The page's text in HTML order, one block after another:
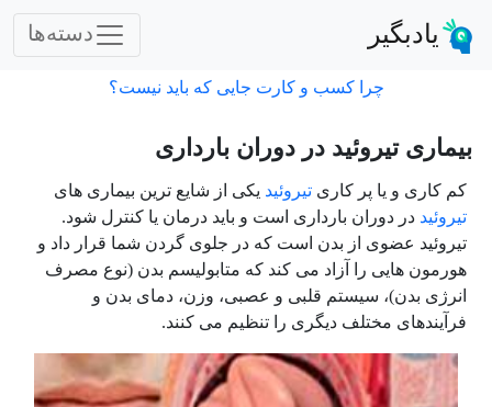
یادبگیر دسته‌ها
چرا کسب و کارت جایی که باید نیست؟
بیماری تیروئید در دوران بارداری
کم کاری و یا پر کاری تیروئید یکی از شایع ترین بیماری های
تیروئید در دوران بارداری است و باید درمان یا کنترل شود.
تیروئید عضوی از بدن است که در جلوی گردن شما قرار داد و
هورمون هایی را آزاد می کند که متابولیسم بدن (نوع مصرف
انرژی بدن)، سیستم قلبی و عصبی، وزن، دمای بدن و
فرآیندهای مختلف دیگری را تنظیم می کنند.